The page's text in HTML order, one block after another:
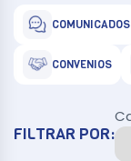
COMUNICADOS
CONVENIOS
FILTRAR POR: